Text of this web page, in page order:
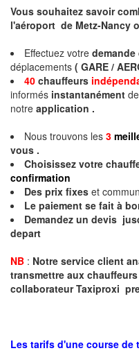
Vous souhaitez savoir
l'aéroport de Metz-Nancy
Effectuez votre
déplacements ( GARE /
40 chauffeurs
informés instantanément
notre application .
Nous trouvons les 3
vous .
Choisissez votre
confirmation
Des prix fixes et
Le paiement se fait à
Demandez un devis
depart
NB : Notre service client
transmettre aux
collaborateur Taxiproxi
Les tarifs d'une course de